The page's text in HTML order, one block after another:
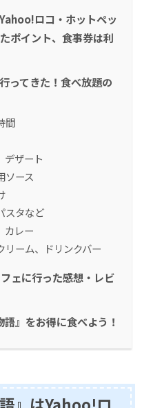
ロコ・ホットペッ
ポイント、食事券は利
ってきた！食べ放題の
間
ザート
ソース
スタなど
カレー
ーム、ドリンクバー
ェに行った感想・レビ
』をお得に食べよう！